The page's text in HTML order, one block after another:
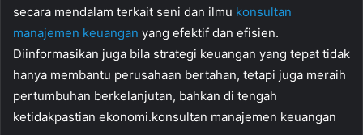
secara mendalam terkait seni dan ilmu konsultan
manajemen keuangan yang efektif dan efisien.
Diinformasikan juga bila strategi keuangan yang tepat tidak
hanya membantu perusahaan bertahan, tetapi juga meraih
pertumbuhan berkelanjutan, bahkan di tengah
ketidakpastian ekonomi.konsultan manajemen keuangan